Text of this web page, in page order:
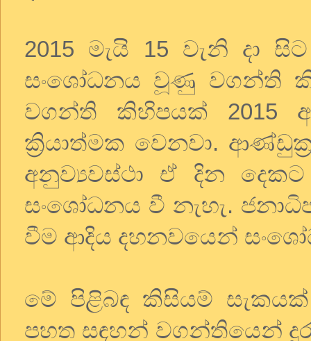
2015 මැයි 15 වැනි දා
සංශෝධනය වූණු වගන්ති
වගන්ති කිහිපයක් 2015
ක්‍රියාත්මක වෙනවා.
අනුව්‍යවස්ථා ඒ දින
සංශෝධනය වී නැහැ.
වීම ආදිය දහනවයෙන්
මේ පිළිබඳ කිසියම්
පහත සඳහන් වගන්තියෙන්